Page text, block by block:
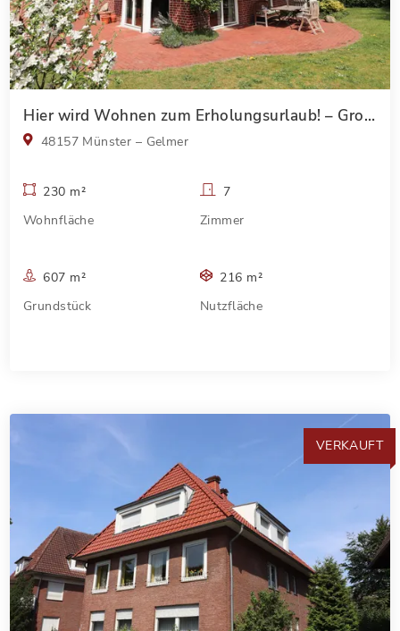
Hier wird Wohnen zum Erholungsurlaub! – Großes Zweifamilienhaus in traumhafter Lage!
48157 Münster – Gelmer
230 m²
Wohnfläche
7
Zimmer
607 m²
Grundstück
216 m²
Nutzfläche
VERKAUFT